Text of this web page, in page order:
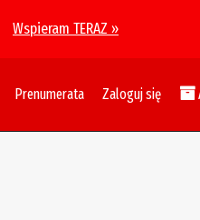
Wspieram TERAZ »
Prenumerata Zaloguj się